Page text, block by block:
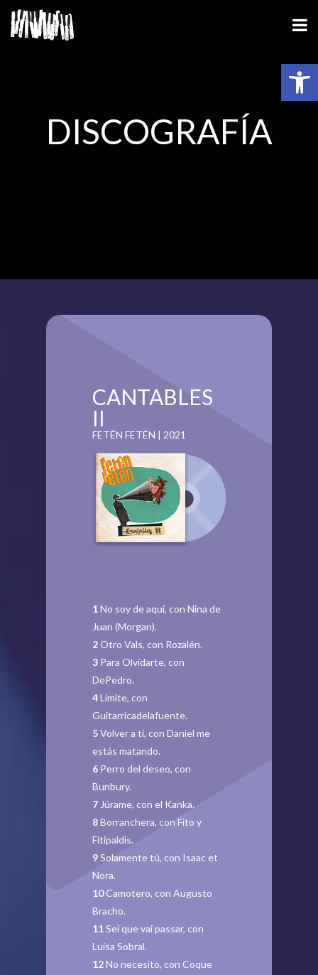
Abrir barra de herramientas
DISCOGRAFÍA
CANTABLES
II
FETÉN FETÉN | 2021
1No soy de aquí, con Nina de
Juan (Morgan).
2Otro Vals, con Rozalén.
3 Para Olvidarte, con
DePedro.
4Límite, con
Guitarricadelafuente.
5Volver a tí, con Daniel me
estás matando.
6 Perro del deseo, con
Bunbury.
7 Júrame, con el Kanka.
8Borranchera, con Fito y
Fitipaldis.
9Solamente tú, con Isaac et
Nora.
10Camotero, con Augusto
Bracho.
11Sei que vai passar, con
Luisa Sobral.
12No necesito, con Coque